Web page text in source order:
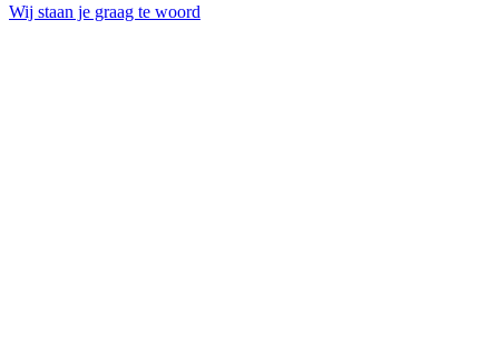
Wij staan je graag te woord